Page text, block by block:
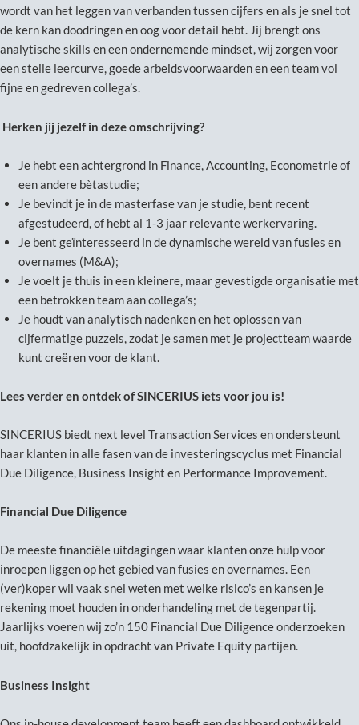
wordt van het leggen van verbanden tussen cijfers en als je snel tot
de kern kan doodringen en oog voor detail hebt. Jij brengt ons
analytische skills en een ondernemende mindset, wij zorgen voor
een steile leercurve, goede arbeidsvoorwaarden en een team vol
fijne en gedreven collega’s.
Herken jij jezelf in deze omschrijving?
Je hebt een achtergrond in Finance, Accounting, Econometrie of
een andere bètastudie;
Je bevindt je in de masterfase van je studie, bent recent
afgestudeerd, of hebt al 1-3 jaar relevante werkervaring.
Je bent geïnteresseerd in de dynamische wereld van fusies en
overnames (M&A);
Je voelt je thuis in een kleinere, maar gevestigde organisatie met
een betrokken team aan collega’s;
Je houdt van analytisch nadenken en het oplossen van
cijfermatige puzzels, zodat je samen met je projectteam waarde
kunt creëren voor de klant.
Lees verder en ontdek of SINCERIUS iets voor jou is!
SINCERIUS biedt next level Transaction Services en ondersteunt
haar klanten in alle fasen van de investeringscyclus met Financial
Due Diligence, Business Insight en Performance Improvement.
Financial Due Diligence
De meeste financiële uitdagingen waar klanten onze hulp voor
inroepen liggen op het gebied van fusies en overnames. Een
(ver)koper wil vaak snel weten met welke risico’s en kansen je
rekening moet houden in onderhandeling met de tegenpartij.
Jaarlijks voeren wij zo’n 150 Financial Due Diligence onderzoeken
uit, hoofdzakelijk in opdracht van Private Equity partijen.
Business Insight